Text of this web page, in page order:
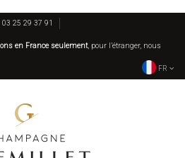
03 25 29 37 91
en France seulement, pour l’étranger, nous
FR